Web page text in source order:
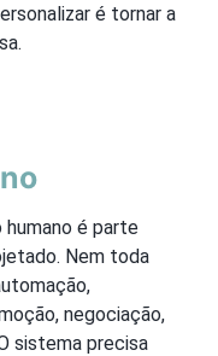
é tornar a
é parte
Nem toda
negociação,
sistema precisa